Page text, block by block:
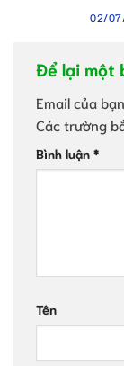
02/
Để lại một
Email của
Các trường
Bình luận *
Tên